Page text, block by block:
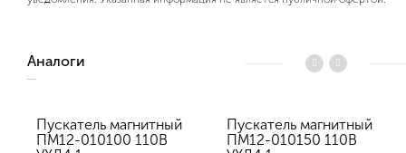
Аналоги
Пускатель магнитный
ПМ12-010100 110В
Пускатель магнитный
ПМ12-010150 110В